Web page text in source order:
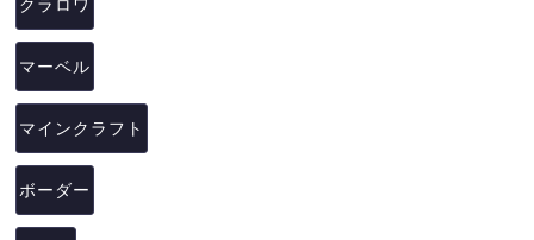
クラロワ
マーベル
マインクラフト
ボーダー